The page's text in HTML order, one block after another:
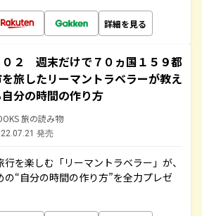
詳細を見る
０２ 週末だけで７０ヵ国１５９都
旅したリーマントラベラーが教え
分の時間の作り方
旅の読み物
発売
を楽しむ「リーマントラベラー」が、
“自分の時間の作り方”を全力プレゼ